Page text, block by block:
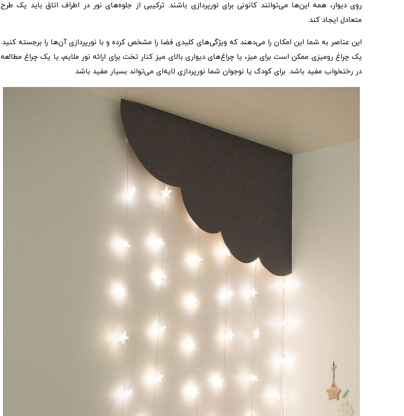
روی دیوار، همه این‌ها می‌توانند کانونی برای نورپردازی باشند. ترکیبی از جلوه‌های نور در اطراف اتاق باید یک طرح
متعادل ایجاد کند.
این عناصر به شما این امکان را می‌دهند که ویژگی‌های کلیدی فضا را مشخص کرده و با نورپردازی آن‌ها را برجسته کنید.
یک چراغ رومیزی ممکن است برای میز، یا چراغ‌های دیواری بالای میز کنار تخت برای ارائه نور ملایم، یا یک چراغ مطالعه
در رختخواب مفید باشد. برای کودک یا نوجوان شما نورپردازی لایه‌ای می‌تواند بسیار مفید باشد.